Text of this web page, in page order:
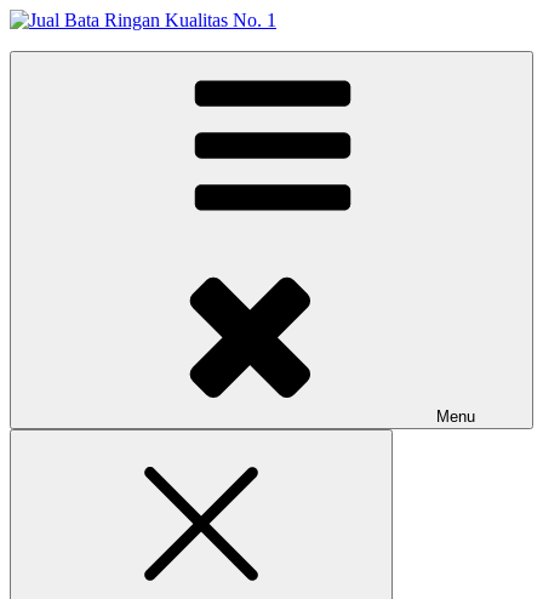
Skip
Jual Bata Ringan Kualitas No. 1
Menu